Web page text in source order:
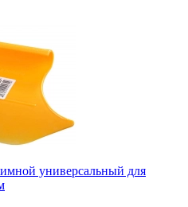
универсальный для